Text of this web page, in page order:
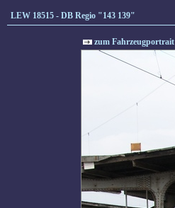
LEW 18515 - DB Regio "143 139"
zum Fahrzeugportrait